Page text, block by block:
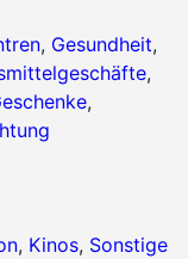
, Gesundheit,
,
,
, Kinos, Sonstige